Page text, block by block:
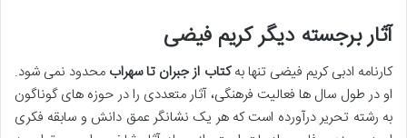
آثار برجسته دیگر کریم فیضی
کارنامه ادبی کریم فیضی تنها بهکتاب از جبران تا سهراب محدود نمی شود.
او در طول سال ها فعالیت فرهنگی، آثار متعددی را در حوزه های گوناگون
به رشته تحریر درآورده است که هر یک نشانگر عمق دانش و سابقه فکری